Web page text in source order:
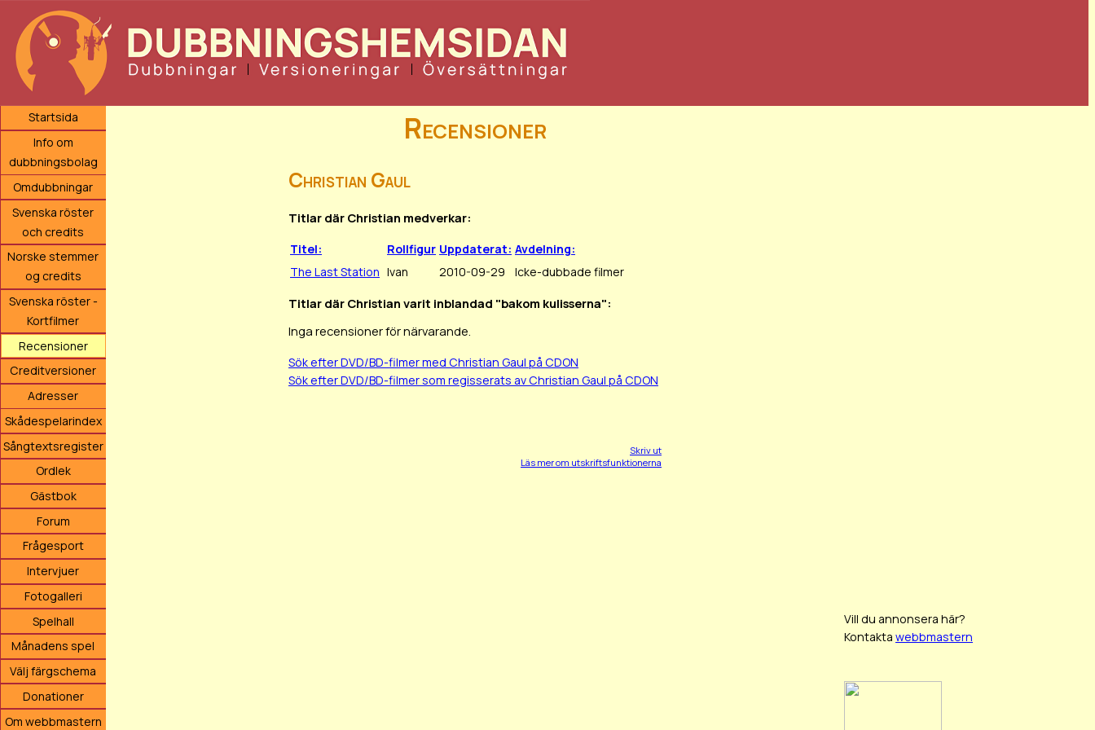
Startsida
Info om
dubbningsbolag
Omdubbningar
Svenska röster
och credits
Norske stemmer
og credits
Svenska röster -
Kortfilmer
Recensioner
Creditversioner
Adresser
Skådespelarindex
Sångtextsregister
Ordlek
Gästbok
Forum
Frågesport
Intervjuer
Fotogalleri
Spelhall
Månadens spel
Välj färgschema
Donationer
Om webbmastern
Recensioner
Christian Gaul
Titlar där Christian medverkar:
Titel: Rollfigur Uppdaterat: Avdelning:
The Last Station Ivan 2010-09-29 Icke-dubbade filmer
Titlar där Christian varit inblandad "bakom kulisserna":
Inga recensioner för närvarande.
Sök efter DVD/BD-filmer med Christian Gaul på CDON
Sök efter DVD/BD-filmer som regisserats av Christian Gaul på CDON
Skriv ut
Läs mer om utskriftsfunktionerna
Vill du annonsera här?
Kontakta webbmastern